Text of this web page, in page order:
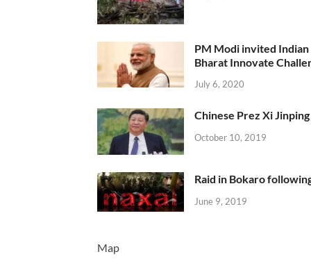
PM Modi invited
Bharat Innovate
July 6, 2020
Chinese Prez Xi
October 10, 2019
Raid in Bokaro
June 9, 2019
Map